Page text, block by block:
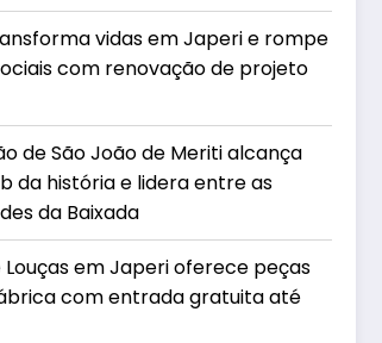
vidas em Japeri e rompe
com renovação de projeto
de São João de Meriti alcança
da história e lidera entre as
da Baixada
Louças em Japeri oferece peças
com entrada gratuita até